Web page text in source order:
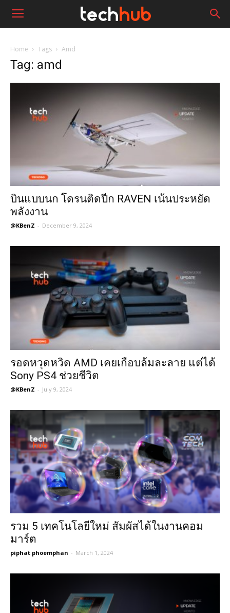
Home Tags Amd
Tag: amd
บินแบบนก โดรนติดปีก RAVEN เน้นประหยัด
พลังงาน
@KBenZ - December 9, 2024
รอดหวุดหวิด AMD เคยเกือบล้มละลาย แต่ได้
Sony PS4 ช่วยชีวิต
@KBenZ - July 9, 2024
รวม 5 เทคโนโลยีใหม่ สัมผัสได้ในงานคอม
มาร์ต
piphat phoemphan - March 1, 2024